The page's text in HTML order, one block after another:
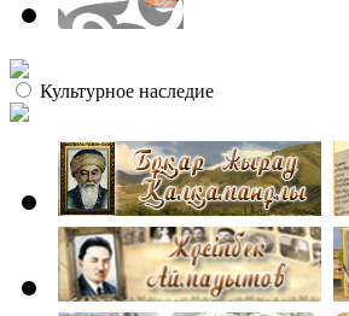
Культурное наследие